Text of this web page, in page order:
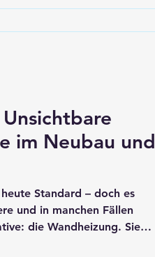
Wir stehen an der
Revolution,
unserer Zeit –
für die
im Neubau und
Standard – doch es
und in manchen Fällen
die Wandheizung. Sie